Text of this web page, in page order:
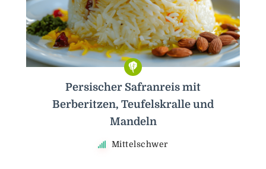
Persischer Safranreis mit
Berberitzen, Teufelskralle und
Mandeln
Mittelschwer